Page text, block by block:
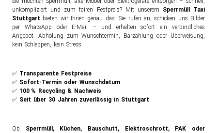
unkompliziert und zum fairen Festpreis? Mit unserem Sperrmüll Taxi
Stuttgart bieten wir Ihnen genau das: Sie rufen an, schicken uns Bilder
per WhatsApp oder E-Mail – und erhalten sofort ein verbindliches
Angebot. Abholung zum Wunschtermin, Barzahlung oder Überweisung,
kein Schleppen, kein Stress.
✅ Transparente Festpreise
✅ Sofort-Termin oder Wunschdatum
✅ 100 % Recycling & Nachweis
✅ Seit über 30 Jahren zuverlässig in Stuttgart
Ob Sperrmüll, Küchen, Bauschutt, Elektroschrott, PAK oder